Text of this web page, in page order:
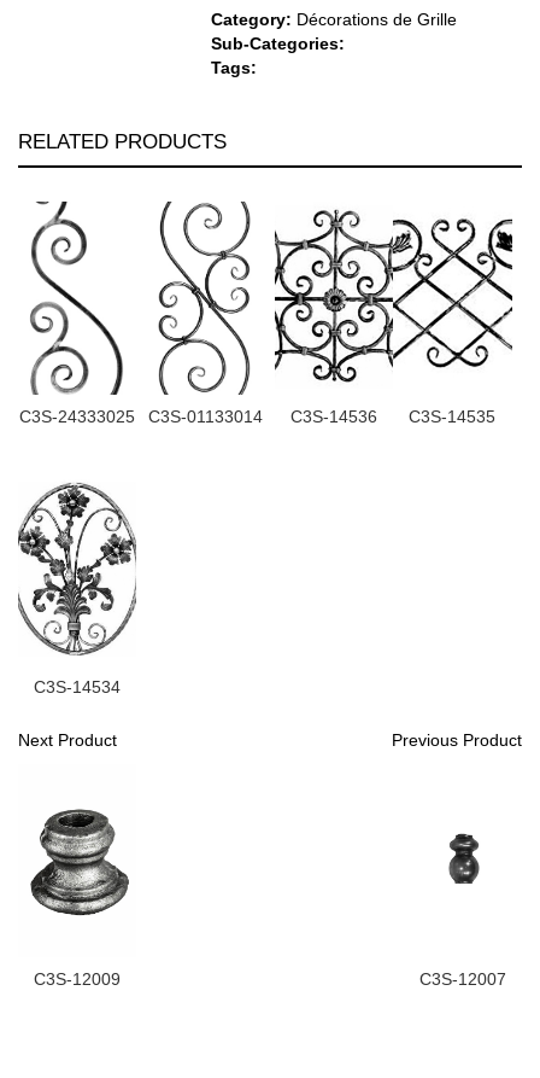
Category: Décorations de Grille
Sub-Categories:
Tags:
RELATED PRODUCTS
C3S-24333025 C3S-01133014 C3S-14536 C3S-14535
C3S-14534
Next Product
C3S-12009
Previous Product
C3S-12007